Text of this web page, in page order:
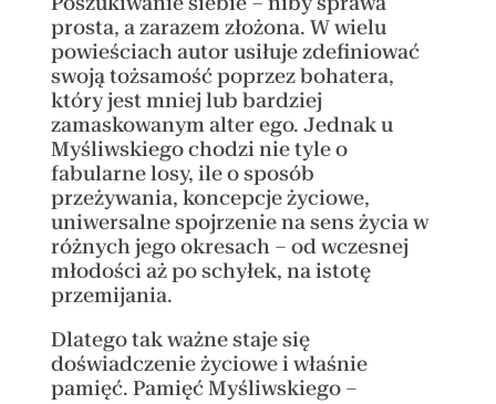
prosta, a zarazem złożona. W wielu
powieściach autor usiłuje zdefiniować
swoją tożsamość poprzez bohatera,
który jest mniej lub bardziej
zamaskowanym alter ego. Jednak u
Myśliwskiego chodzi nie tyle o
fabularne losy, ile o sposób
przeżywania, koncepcje życiowe,
uniwersalne spojrzenie na sens życia w
różnych jego okresach – od wczesnej
młodości aż po schyłek, na istotę
przemijania.
Dlatego tak ważne staje się
doświadczenie życiowe i właśnie
pamięć. Pamięć Myśliwskiego –